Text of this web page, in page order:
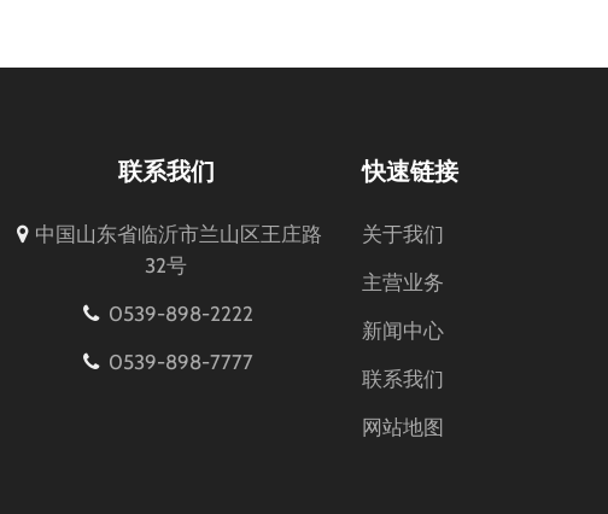
联系我们
中国山东省临沂市兰山区王庄路
32号
0539-898-2222
0539-898-7777
快速链接
关于我们
主营业务
新闻中心
联系我们
网站地图